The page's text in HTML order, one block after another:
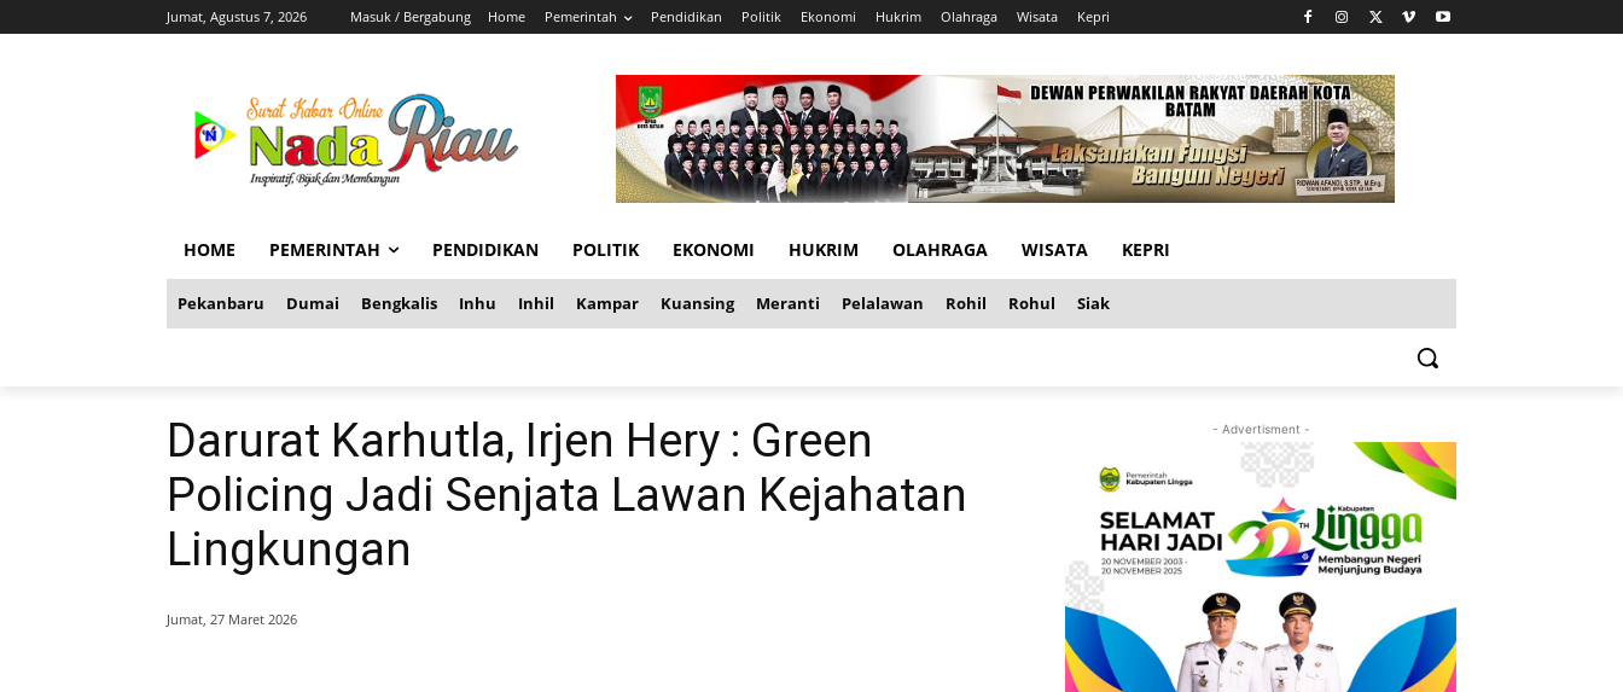
Jumat, Agustus 7, 2026 Masuk / Bergabung Home Pemerintah Pendidikan Politik Ekonomi Hukrim Olahraga Wisata Kepri
HOME PEMERINTAH PENDIDIKAN POLITIK EKONOMI HUKRIM OLAHRAGA WISATA KEPRI
Pekanbaru Dumai Bengkalis Inhu Inhil Kampar Kuansing Meranti Pelalawan Rohil Rohul Siak
Darurat Karhutla, Irjen Hery : Green
Policing Jadi Senjata Lawan Kejahatan
Lingkungan
Jumat, 27 Maret 2026
- Advertisment -